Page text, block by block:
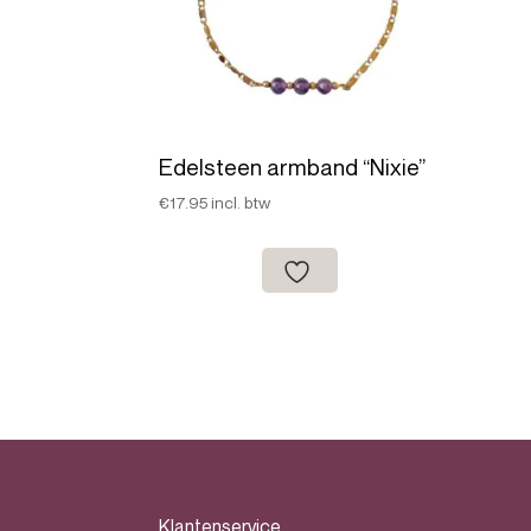
Edelsteen armband “Nixie”
€17.95 incl. btw
Klantenservice